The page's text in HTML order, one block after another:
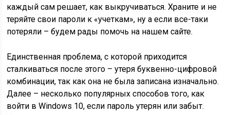
каждый сам решает, как выкручиваться. Храните и не
теряйте свои пароли к «учеткам», ну а если все-таки
потеряли – будем рады помочь на нашем сайте.
Единственная проблема, с которой приходится
сталкиваться после этого – утеря буквенно-цифровой
комбинации, так как она не была записана изначально.
Далее – несколько популярных способов того, как
войти в Windows 10, если пароль утерян или забыт.